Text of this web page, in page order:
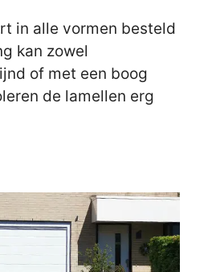
in alle vormen besteld
kan zowel
of met een boog
de lamellen erg